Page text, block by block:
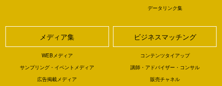
データリンク集
メディア集
WEBメディア
サンプリング・イベントメディア
広告掲載メディア
ビジネスマッチング
コンテンツタイアップ
講師・アドバイザー・コンサル
販売チャネル